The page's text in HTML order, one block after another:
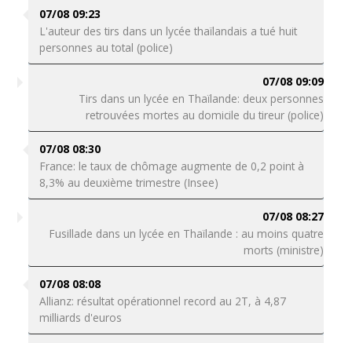
07/08 09:23
L'auteur des tirs dans un lycée thaïlandais a tué huit
personnes au total (police)
07/08 09:09
Tirs dans un lycée en Thaïlande: deux personnes
retrouvées mortes au domicile du tireur (police)
07/08 08:30
France: le taux de chômage augmente de 0,2 point à
8,3% au deuxième trimestre (Insee)
07/08 08:27
Fusillade dans un lycée en Thaïlande : au moins quatre
morts (ministre)
07/08 08:08
Allianz: résultat opérationnel record au 2T, à 4,87
milliards d'euros